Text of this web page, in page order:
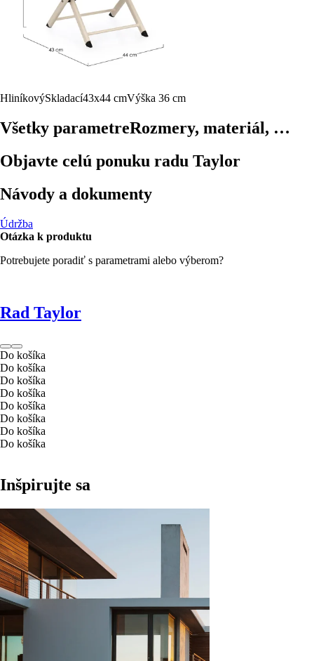
HliníkovýSkladací43x44 cmVýška 36 cm
Všetky parametreRozmery, materiál, …
Objavte celú ponuku radu Taylor
Návody a dokumenty
Údržba
Otázka k produktu
Potrebujete poradiť s parametrami alebo výberom?
Rad Taylor
Do košíka
Do košíka
Do košíka
Do košíka
Do košíka
Do košíka
Do košíka
Do košíka
Inšpirujte sa